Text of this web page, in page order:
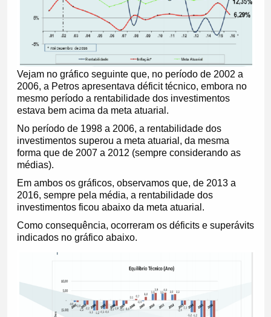
Vejam no gráfico seguinte que, no período de 2002 a
2006, a Petros apresentava déficit técnico, embora no
mesmo período a rentabilidade dos investimentos
estava bem acima da meta atuarial.
No período de 1998 a 2006, a rentabilidade dos
investimentos superou a meta atuarial, da mesma
forma que de 2007 a 2012 (sempre considerando as
médias).
Em ambos os gráficos, observamos que, de 2013 a
2016, sempre pela média, a rentabilidade dos
investimentos ficou abaixo da meta atuarial.
Como consequência, ocorreram os déficits e superávits
indicados no gráfico abaixo.